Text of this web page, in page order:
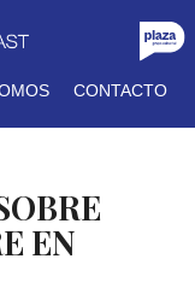
CONTACTO
EN